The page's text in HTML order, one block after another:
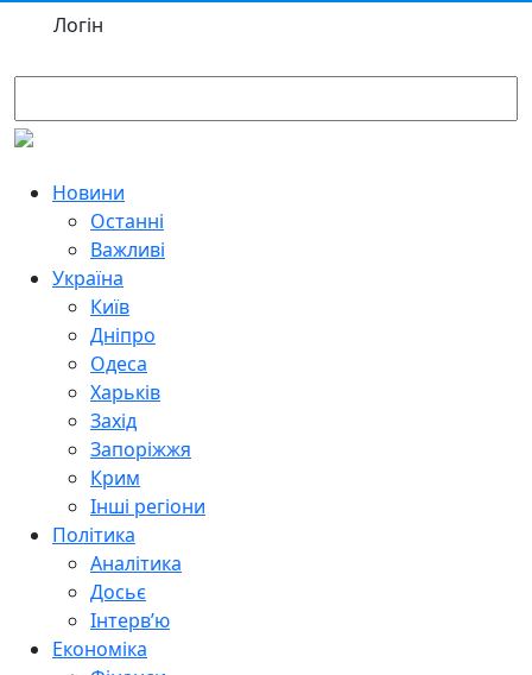
Логін
Новини
Останні
Важливі
Україна
Київ
Дніпро
Одеса
Харьків
Захід
Запоріжжя
Крим
Інші регіони
Політика
Аналітика
Досьє
Інтерв’ю
Економіка